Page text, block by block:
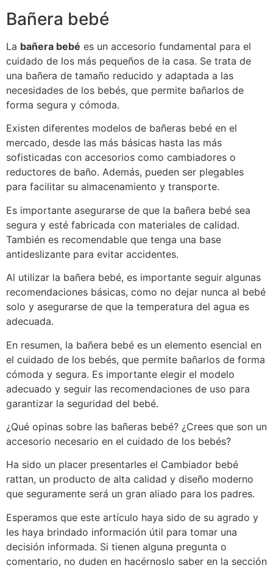
Bañera bebé
La bañera bebé es un accesorio fundamental para el
cuidado de los más pequeños de la casa. Se trata de
una bañera de tamaño reducido y adaptada a las
necesidades de los bebés, que permite bañarlos de
forma segura y cómoda.
Existen diferentes modelos de bañeras bebé en el
mercado, desde las más básicas hasta las más
sofisticadas con accesorios como cambiadores o
reductores de baño. Además, pueden ser plegables
para facilitar su almacenamiento y transporte.
Es importante asegurarse de que la bañera bebé sea
segura y esté fabricada con materiales de calidad.
También es recomendable que tenga una base
antideslizante para evitar accidentes.
Al utilizar la bañera bebé, es importante seguir algunas
recomendaciones básicas, como no dejar nunca al bebé
solo y asegurarse de que la temperatura del agua es
adecuada.
En resumen, la bañera bebé es un elemento esencial en
el cuidado de los bebés, que permite bañarlos de forma
cómoda y segura. Es importante elegir el modelo
adecuado y seguir las recomendaciones de uso para
garantizar la seguridad del bebé.
¿Qué opinas sobre las bañeras bebé? ¿Crees que son un
accesorio necesario en el cuidado de los bebés?
Ha sido un placer presentarles el Cambiador bebé
rattan, un producto de alta calidad y diseño moderno
que seguramente será un gran aliado para los padres.
Esperamos que este artículo haya sido de su agrado y
les haya brindado información útil para tomar una
decisión informada. Si tienen alguna pregunta o
comentario, no duden en hacérnoslo saber en la sección